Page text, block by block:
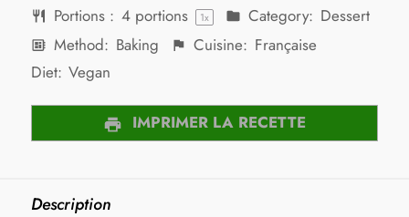
Portions : 4portions 1x Category: Dessert
Method: Baking Cuisine: Française
Diet: Vegan
IMPRIMER LA RECETTE
Description